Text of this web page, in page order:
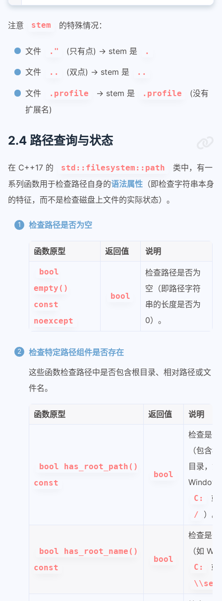
注意 stem 的特殊情况：
文件 ." (只有点) -> stem 是 .
文件 .. (双点) -> stem 是 ..
文件 .profile -> stem 是 .profile
(没有
扩展名)
2.4 路径查询与状态
在 C++17 的 std::filesystem::path
类中，有一
系列函数用于检查路径自身的语法属性 （即检查字符串本身
的特征，而不是检查磁盘上文件的实际状态）。
检查路径是否为空
函数原型 返回值 说明
bool
empty()
const
noexcept
bool
检查路径是否为
空（即路径字符
串的长度是否为
0）。
检查特定路径组件是否存在
这些函数检查路径中是否包含根目录、相对路径或文
件名。
函数原型 返回值 说明
bool has_root_path()
const
bool
检查是
（包含
目录，如
C: 或
/ ）。
bool has_root_name()
const
bool
检查是
（如
C: 或